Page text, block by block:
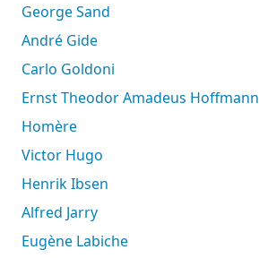
George Sand
André Gide
Carlo Goldoni
Ernst Theodor Amadeus Hoffmann
Homère
Victor Hugo
Henrik Ibsen
Alfred Jarry
Eugène Labiche